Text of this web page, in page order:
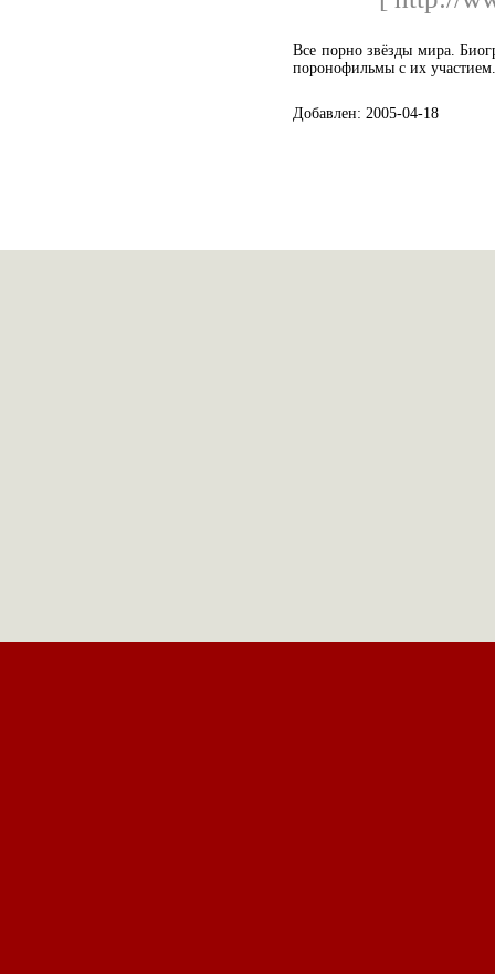
Все порно звёзды мира.
поронофильмы с их участием.
Добавлен: 2005-04-18